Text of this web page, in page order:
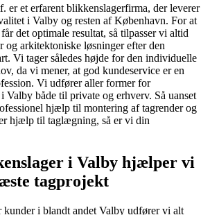
er et erfarent blikkenslagerfirma, der leverer
i Valby og resten af København. For at
det optimale resultat, så tilpasser vi altid
og arkitektoniske løsninger efter den
Vi tager således højde for den individuelle
da vi mener, at god kundeservice er en
Vi udfører aller former for
Valby både til private og erhverv. Så uanset
hjælp til montering af tagrender og
hjælp til taglægning, så er vi din
i Valby hjælper vi
tagprojekt
kunder i blandt andet Valby udfører vi alt